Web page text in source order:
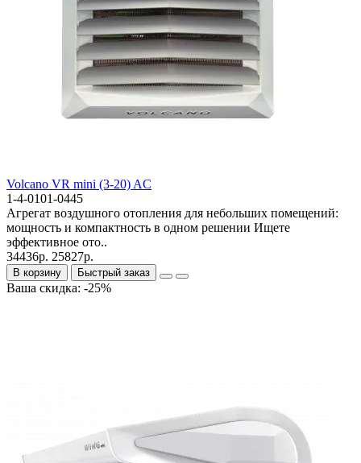
Volcano VR mini (3-20) AC
1-4-0101-0445
Агрегат воздушного отопления для небольших помещений:
мощность и компактность в одном решении Ищете
эффективное ото..
34436р. 25827р.
В корзину Быстрый заказ
Ваша скидка: -25%